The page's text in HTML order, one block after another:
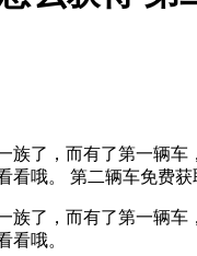
族了，而有了第一辆
看哦。 第二辆车免费
族了，而有了第一辆
看哦。